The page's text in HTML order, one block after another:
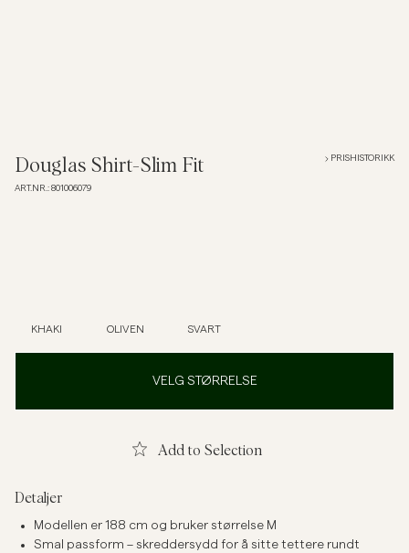
Skjorter
T-skjorter
Undertøy
Douglas Shirt-Slim Fit
ART.NR.: 801006079
PRISHISTORIKK
KHAKI OLIVEN SVART
VELG STØRRELSE
Add to Selection
Detaljer
Modellen er 188 cm og bruker størrelse M
Smal passform – skreddersydd for å sitte tettere rundt